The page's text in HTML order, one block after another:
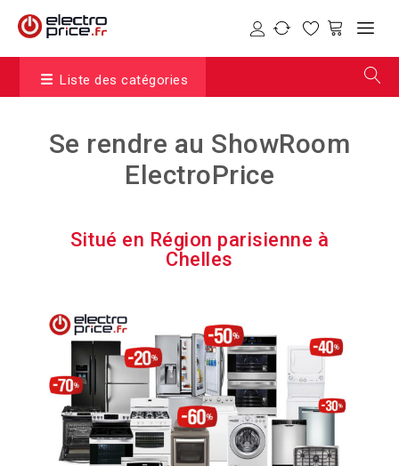
Liste des catégories
Se rendre au ShowRoom
ElectroPrice
Situé en Région parisienne à
Chelles